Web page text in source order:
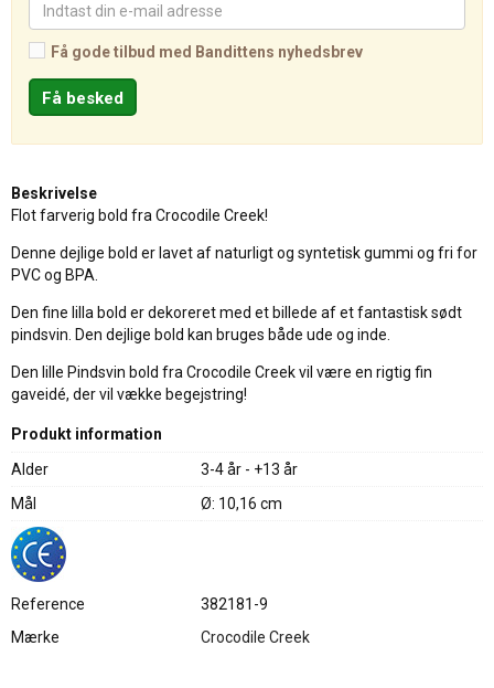
Få gode tilbud med Bandittens nyhedsbrev
Beskrivelse
Flot farverig bold fra Crocodile Creek!
Denne dejlige bold er lavet af naturligt og syntetisk gummi og fri for
PVC og BPA.
Den fine lilla bold er dekoreret med et billede af et fantastisk sødt
pindsvin. Den dejlige bold kan bruges både ude og inde.
Den lille Pindsvin bold fra Crocodile Creek vil være en rigtig fin
gaveidé, der vil vække begejstring!
Produkt information
Alder
3-4 år - +13 år
Mål
Ø: 10,16 cm
Reference
382181-9
Mærke
Crocodile Creek